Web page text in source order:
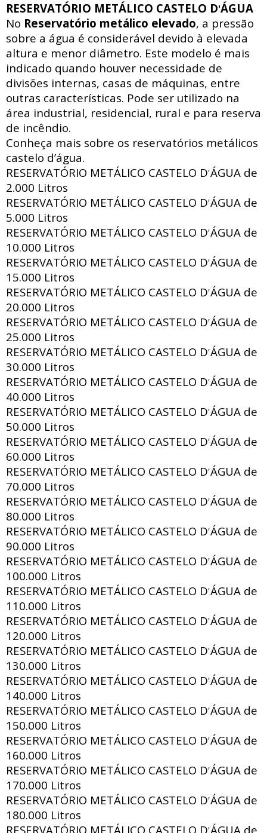
RESERVATÓRIO METÁLICO CASTELO D'ÁGUA
No Reservatório metálico elevado, a pressão
sobre a água é considerável devido à elevada
altura e menor diâmetro. Este modelo é mais
indicado quando houver necessidade de
divisões internas, casas de máquinas, entre
outras características. Pode ser utilizado na
área industrial, residencial, rural e para reserva
de incêndio.
Conheça mais sobre os reservatórios metálicos
castelo d’água.
RESERVATÓRIO METÁLICO CASTELO D'ÁGUA de
2.000 Litros
RESERVATÓRIO METÁLICO CASTELO D'ÁGUA de
5.000 Litros
RESERVATÓRIO METÁLICO CASTELO D'ÁGUA de
10.000 Litros
RESERVATÓRIO METÁLICO CASTELO D'ÁGUA de
15.000 Litros
RESERVATÓRIO METÁLICO CASTELO D'ÁGUA de
20.000 Litros
RESERVATÓRIO METÁLICO CASTELO D'ÁGUA de
25.000 Litros
RESERVATÓRIO METÁLICO CASTELO D'ÁGUA de
30.000 Litros
RESERVATÓRIO METÁLICO CASTELO D'ÁGUA de
40.000 Litros
RESERVATÓRIO METÁLICO CASTELO D'ÁGUA de
50.000 Litros
RESERVATÓRIO METÁLICO CASTELO D'ÁGUA de
60.000 Litros
RESERVATÓRIO METÁLICO CASTELO D'ÁGUA de
70.000 Litros
RESERVATÓRIO METÁLICO CASTELO D'ÁGUA de
80.000 Litros
RESERVATÓRIO METÁLICO CASTELO D'ÁGUA de
90.000 Litros
RESERVATÓRIO METÁLICO CASTELO D'ÁGUA de
100.000 Litros
RESERVATÓRIO METÁLICO CASTELO D'ÁGUA de
110.000 Litros
RESERVATÓRIO METÁLICO CASTELO D'ÁGUA de
120.000 Litros
RESERVATÓRIO METÁLICO CASTELO D'ÁGUA de
130.000 Litros
RESERVATÓRIO METÁLICO CASTELO D'ÁGUA de
140.000 Litros
RESERVATÓRIO METÁLICO CASTELO D'ÁGUA de
150.000 Litros
RESERVATÓRIO METÁLICO CASTELO D'ÁGUA de
160.000 Litros
RESERVATÓRIO METÁLICO CASTELO D'ÁGUA de
170.000 Litros
RESERVATÓRIO METÁLICO CASTELO D'ÁGUA de
180.000 Litros
RESERVATÓRIO METÁLICO CASTELO D ÁGUA de